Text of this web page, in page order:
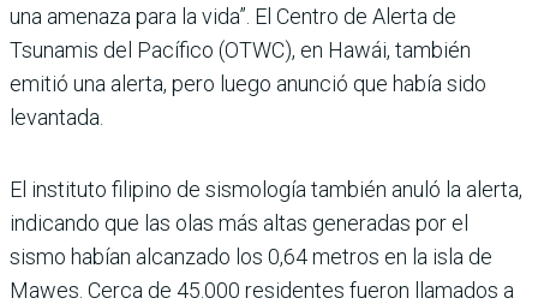
una amenaza para la vida”. El Centro de Alerta de
Tsunamis del Pacífico (OTWC), en Hawái, también
emitió una alerta, pero luego anunció que había sido
levantada.
El instituto filipino de sismología también anuló la alerta,
indicando que las olas más altas generadas por el
sismo habían alcanzado los 0,64 metros en la isla de
Mawes. Cerca de 45.000 residentes fueron llamados a